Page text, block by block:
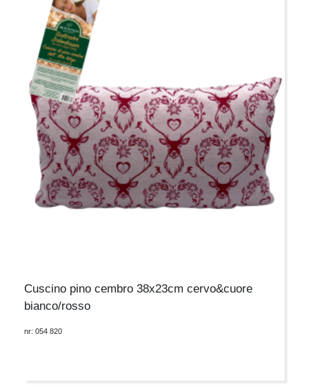
Cuscino pino cembro 38x23cm cervo&cuore
bianco/rosso
nr: 054 820